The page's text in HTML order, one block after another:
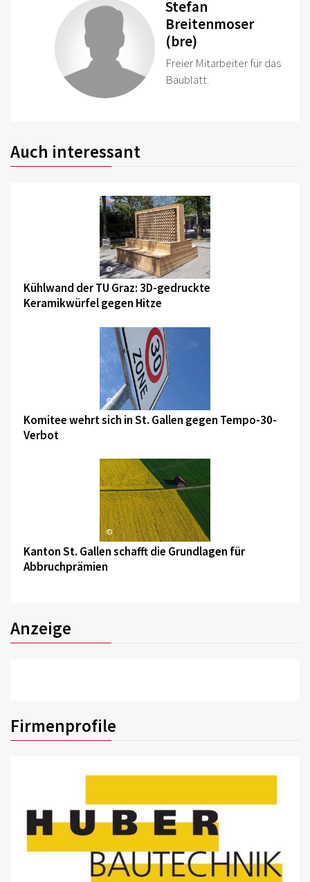
Stefan
Breitenmoser
(bre)
Freier Mitarbeiter für das
Baublatt.
Auch interessant
©
Kühlwand der TU Graz: 3D-gedruckte
Keramikwürfel gegen Hitze
©
Komitee wehrt sich in St. Gallen gegen Tempo-30-
Verbot
©
Kanton St. Gallen schafft die Grundlagen für
Abbruchprämien
Anzeige
Firmenprofile